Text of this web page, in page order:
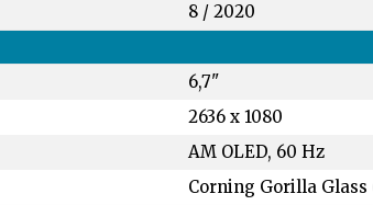
8 / 2020
6,7"
2636 x 1080
AM OLED, 60 Hz
Corning Gorilla Glass